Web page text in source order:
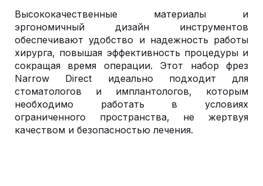
Высококачественные материалы и
эргономичный дизайн инструментов
обеспечивают удобство и надежность работы
хирурга, повышая эффективность процедуры и
сокращая время операции. Этот набор фрез
Narrow Direct идеально подходит для
стоматологов и имплантологов, которым
необходимо работать в условиях
ограниченного пространства, не жертвуя
качеством и безопасностью лечения.